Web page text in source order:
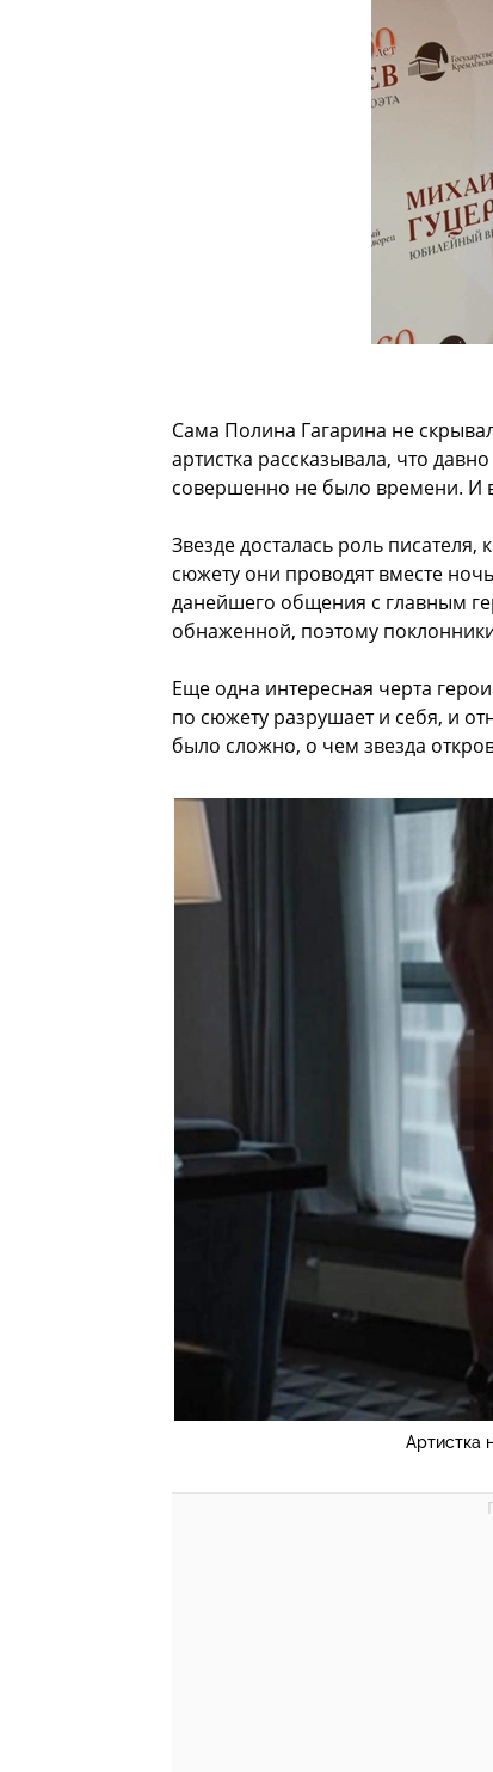
Сама Полина Гагарина не
артистка рассказывала, что
совершенно не было времени. И
Звезде досталась роль
сюжету они проводят вместе
данейшего общения с главным
обнаженной, поэтому
Еще одна интересная черта
по сюжету разрушает и себя, и
было сложно, о чем звезда
Артистка